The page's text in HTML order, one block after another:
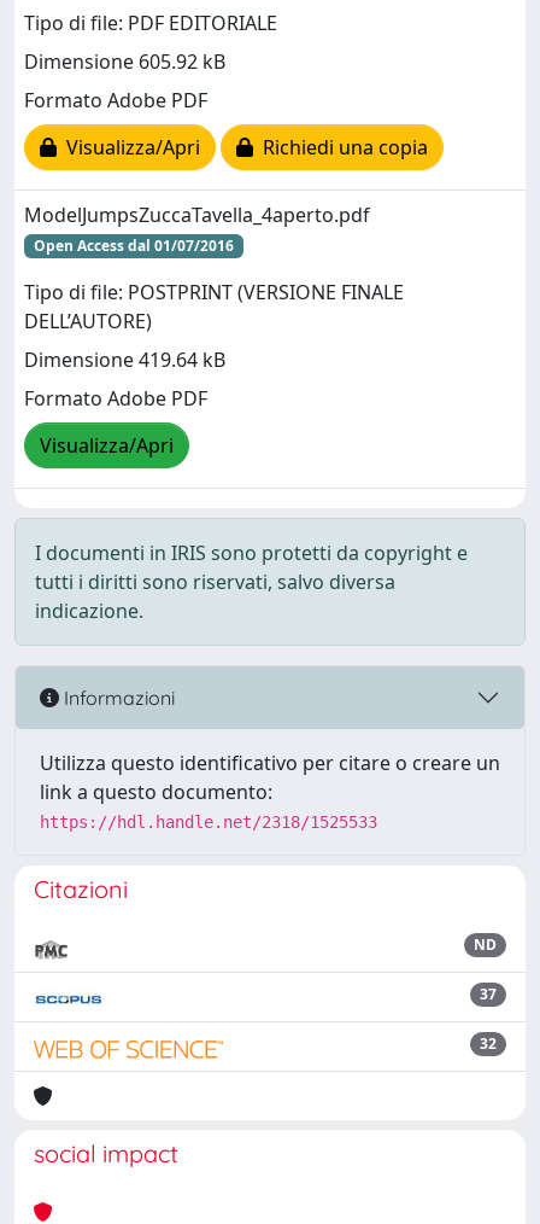
Tipo di file: PDF EDITORIALE
Dimensione 605.92 kB
Formato Adobe PDF
Visualizza/Apri
Richiedi una copia
ModelJumpsZuccaTavella_4aperto.pdf
Open Access dal 01/07/2016
Tipo di file: POSTPRINT (VERSIONE FINALE
DELL’AUTORE)
Dimensione 419.64 kB
Formato Adobe PDF
Visualizza/Apri
I documenti in IRIS sono protetti da copyright e
tutti i diritti sono riservati, salvo diversa
indicazione.
Informazioni
Utilizza questo identificativo per citare o creare un
link a questo documento:
https://hdl.handle.net/2318/1525533
Citazioni
ND
37
32
social impact